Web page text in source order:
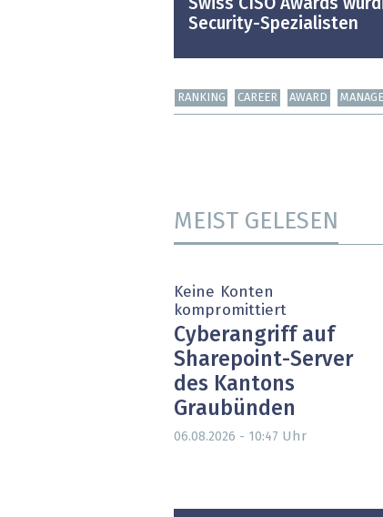
Swiss CISO Awards
Security-Spezialisten
RANKING CAREER AWARD
MEIST GELESEN
Keine Konten
kompromittiert
Cyberangriff auf
Sharepoint-Server
des Kantons
Graubünden
06.08.2026 - 10:47 Uhr